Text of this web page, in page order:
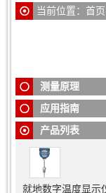
当前位置： 首页
测量原理
种精度高、稳定性
就地数字温度显示
口集成电路，使
的测量反应速度
供电，特别适合无
应用指南
种恶劣环境中安
适用性极强的新型
度表的理想替代产
产品列表
就地数字温度显示